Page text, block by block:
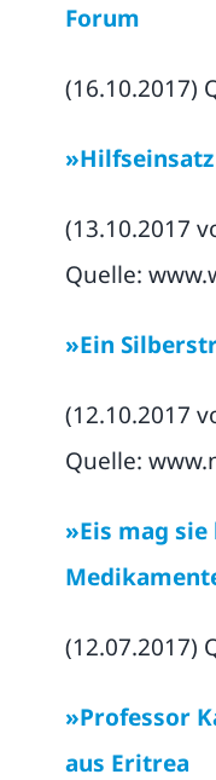
Forum
(16.10.2017)
(13.10.2017
Quelle:
»Ein
(12.10.2017
Quelle:
»Eis mag
(12.07.2017)
»Professor
aus Eritrea